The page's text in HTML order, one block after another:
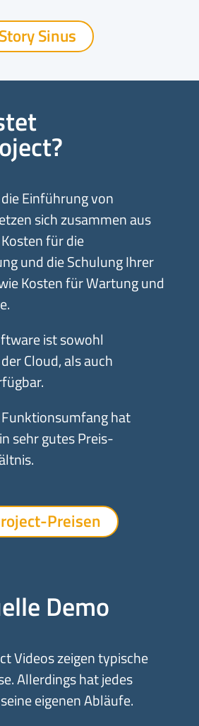
Sinus
Einführung von
sich zusammen aus
für die
und die Schulung Ihrer
Kosten für Wartung und
ist sowohl
Cloud, als auch
hat
sehr gutes Preis-
Preisen
Demo
Videos zeigen typische
Allerdings hat jedes
eigenen Abläufe.